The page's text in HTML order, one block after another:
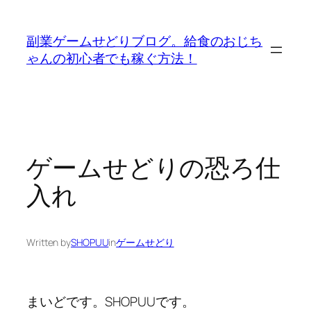
副業ゲームせどりブログ。給食のおじち
ゃんの初心者でも稼ぐ方法！
ゲームせどりの恐ろ仕
入れ
Written bySHOPUUinゲームせどり
まいどです。SHOPUUです。